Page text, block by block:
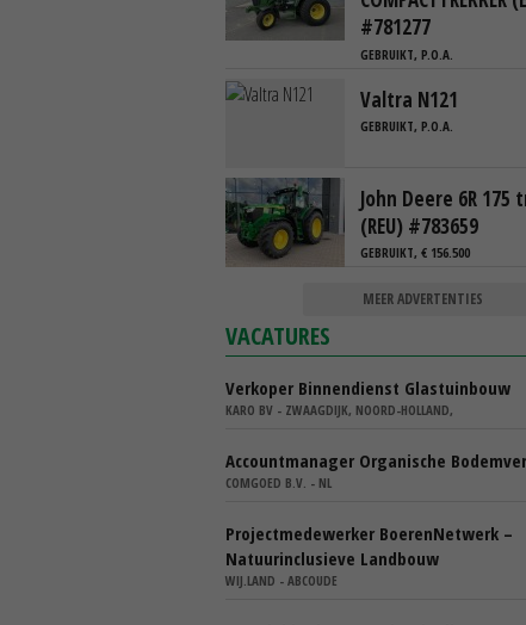
#781277
GEBRUIKT, P.O.A.
Valtra N121
GEBRUIKT, P.O.A.
John Deere 6R 175
(REU) #783659
GEBRUIKT, € 156.500
MEER ADVERTENTIES
VACATURES
Verkoper Binnendienst Glastuinbouw
KARO BV - ZWAAGDIJK, NOORD-HOLLAND,
Accountmanager Organische
COMGOED B.V. - NL
Projectmedewerker BoerenNetwerk –
Natuurinclusieve Landbouw
WIJ.LAND - ABCOUDE